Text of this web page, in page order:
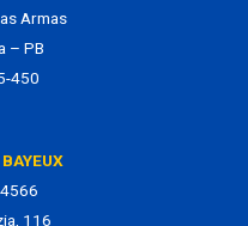
Armas
– PB
450
116